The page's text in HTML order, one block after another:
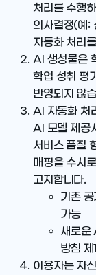
처리를 수행
의사결정(예:
자동화 처리
AI 생성물은
학업 성취 평
반영되지 않
AI 자동화 처
AI 모델 제공
서비스 품질
매핑을 수시
고지합니다.
기존
가능
새로운
방침
이용자는 자